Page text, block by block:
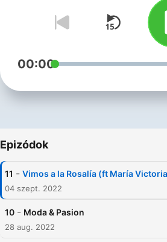
00:00
Epizódok
11 - Vimos a la Rosalía (ft María
04 szept. 2022
10 - Moda & Pasion
28 aug. 2022